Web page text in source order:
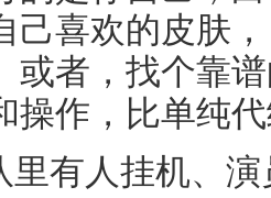
己喜欢的皮肤
或者，找个靠
操作，比单纯
里有人挂机、